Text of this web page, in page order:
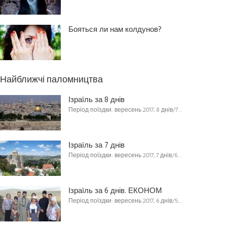
Бояться ли нам колдунов?
Найближчі паломництва
Ізраїль за 8 днів
Період поїздки: вересень 2017, 8 днів/7…
Ізраїль за 7 днів
Період поїздки: вересень 2017, 7 днів/6…
Ізраїль за 6 днів. ЕКОНОМ
Період поїздки: вересень 2017, 6 днів/5…